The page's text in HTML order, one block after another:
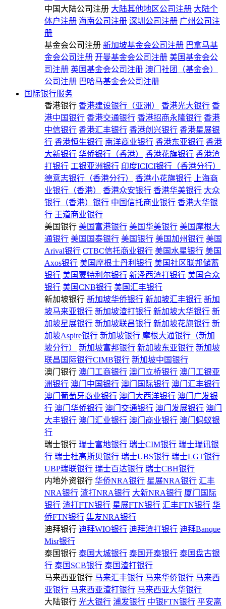
中国大陆公司注册 大陆其他地区公司注册 大陆个
体户注册 海南公司注册 深圳公司注册 广州公司注
册
基金会公司注册 新加坡基金会公司注册 巴拿马基
金会公司注册 开曼基金会公司注册 美国基金会公
司注册 英国基金会公司注册 澳门社团（基金会）
公司注册 巴哈马基金会公司注册
国际银行服务
香港银行 香港建设银行（亚洲） 香港光大银行 香
港中国银行 香港交通银行 香港招商永隆银行 香港
中信银行 香港汇丰银行 香港创兴银行 香港星展银
行 香港恒生银行 南洋商业银行 香港东亚银行 香港
大新银行 华侨银行（香港） 香港花旗银行 香港渣
打银行 工银亚洲银行 印度ICICI银行（香港分行）
德意志银行（香港分行）
香港小花旗银行
上海商
业银行（香港）
香港众安银行 香港华美银行 大众
银行（香港）银行 中国信托商业银行 香港大华银
行 王道商业银行
美国银行 美国富港银行 美国华美银行 美国摩根大
通银行 美国国泰银行 美国银行 美国加州银行 美国
Arival银行 CTBC信托商业银行 美国水星银行 美国
Axos银行 美国摩根士丹利银行 美国社区联邦储蓄
银行 美国蒙特利尔银行 新泽西渣打银行 美国合众
银行 美国CNB银行 美国汇丰银行
新加坡银行 新加坡华侨银行 新加坡汇丰银行 新加
坡马来亚银行 新加坡渣打银行 新加坡大华银行 新
加坡星展银行 新加坡联昌银行 新加坡花旗银行 新
加坡Aspire银行 新加坡银行 摩根大通银行（新加
坡分行）
新加坡富邦银行 新加坡东亚银行 新加坡
联昌国际银行CIMB银行 新加坡中国银行
澳门银行 澳门工商银行 澳门立桥银行 澳门工银亚
洲银行 澳门中国银行 澳门国际银行 澳门汇丰银行
澳门葡萄牙商业银行 澳门大西洋银行 澳门广发银
行 澳门华侨银行 澳门交通银行 澳门发展银行 澳门
大丰银行 澳门汇业银行 澳门商业银行 澳门蚂蚁银
行
瑞士银行 瑞士富地银行 瑞士CIM银行 瑞士瑞讯银
行 瑞士杜高斯贝银行 瑞士UBS银行 瑞士LGT银行
UBP瑞联银行 瑞士百达银行 瑞士CBH银行
内地外资银行 华侨NRA银行 星展NRA银行 汇丰
NRA银行 渣打NRA银行 大新NRA银行 厦门国际
银行 渣打FTN银行 星展FTN银行 汇丰FTN银行 华
侨FTN银行 集友NRA银行
迪拜银行 迪拜WIO银行 迪拜渣打银行 迪拜Banque
Misr银行
泰国银行 泰国大城银行 泰国开泰银行 泰国盘古银
行 泰国SCB银行 泰国渣打银行
马来西亚银行 马来汇丰银行 马来华侨银行 马来西
亚银行 马来西亚渣打银行 马来西亚大华银行
大陆银行 光大银行 浦发银行 中银FTN银行 平安离